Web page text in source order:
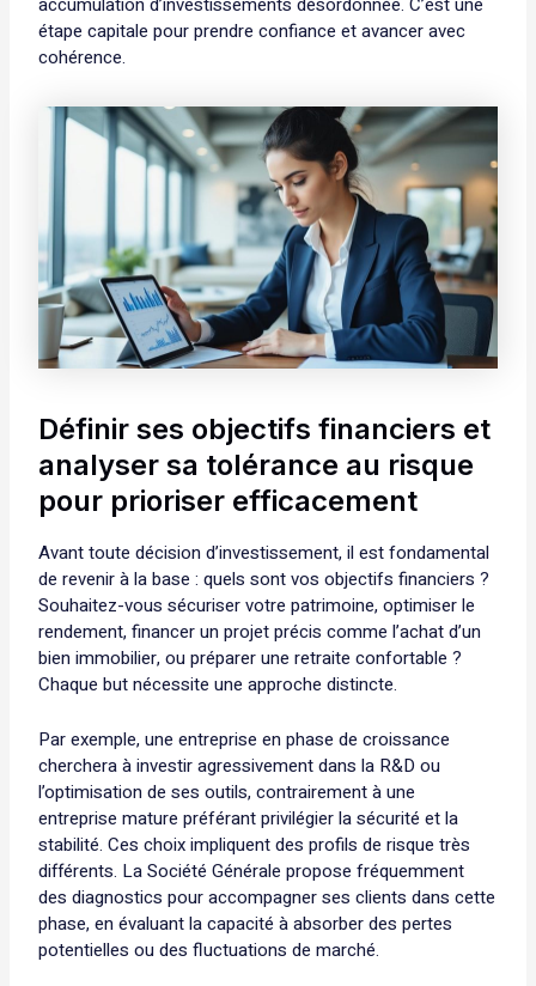
étape capitale pour prendre confiance et avancer avec
cohérence.
Définir ses objectifs financiers et
analyser sa tolérance au risque
pour prioriser efficacement
Avant toute décision d’investissement, il est fondamental
de revenir à la base : quels sont vos objectifs financiers ?
Souhaitez-vous sécuriser votre patrimoine, optimiser le
rendement, financer un projet précis comme l’achat d’un
bien immobilier, ou préparer une retraite confortable ?
Chaque but nécessite une approche distincte.
Par exemple, une entreprise en phase de croissance
cherchera à investir agressivement dans la R&D ou
l’optimisation de ses outils, contrairement à une
entreprise mature préférant privilégier la sécurité et la
stabilité. Ces choix impliquent des profils de risque très
différents. La Société Générale propose fréquemment
des diagnostics pour accompagner ses clients dans cette
phase, en évaluant la capacité à absorber des pertes
potentielles ou des fluctuations de marché.